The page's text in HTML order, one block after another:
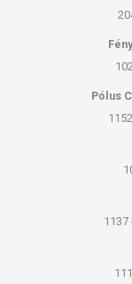
Pólus
1137